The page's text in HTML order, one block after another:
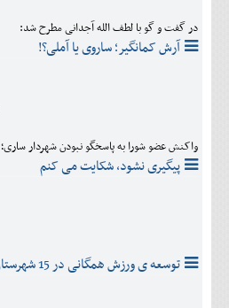
در گفت و گو با لطف الله آجدانی مطرح شد:
آرش کمانگیر؛ ساروی یا آملی؟!
واکنش عضو شورا به پاسخگو نبودن شهردار ساری؛
پیگیری نشود، شکایت می کنم
توسعه ی ورزش همگانی در 15 شهرستان ساحلی مازندران